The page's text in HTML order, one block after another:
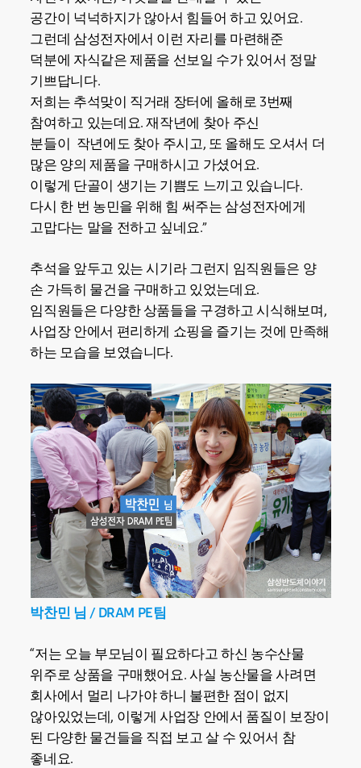
공간이 넉넉하지가 않아서 힘들어 하고 있어요.
그런데 삼성전자에서 이런 자리를 마련해준
덕분에 자식같은 제품을 선보일 수가 있어서 정말
기쁘답니다.
저희는 추석맞이 직거래 장터에 올해로 3번째
참여하고 있는데요. 재작년에 찾아 주신
분들이 작년에도 찾아 주시고, 또 올해도 오셔서 더
많은 양의 제품을 구매하시고 가셨어요.
이렇게 단골이 생기는 기쁨도 느끼고 있습니다.
다시 한 번 농민을 위해 힘 써주는 삼성전자에게
고맙다는 말을 전하고 싶네요.”
추석을 앞두고 있는 시기라 그런지 임직원들은 양
손 가득히 물건을 구매하고 있었는데요.
임직원들은 다양한 상품들을 구경하고 시식해보며,
사업장 안에서 편리하게 쇼핑을 즐기는 것에 만족해
하는 모습을 보였습니다.
박찬민 님 / DRAM PE팀
“저는 오늘 부모님이 필요하다고 하신 농수산물
위주로 상품을 구매했어요. 사실 농산물을 사려면
회사에서 멀리 나가야 하니 불편한 점이 없지
않아있었는데, 이렇게 사업장 안에서 품질이 보장이
된 다양한 물건들을 직접 보고 살 수 있어서 참
좋네요.